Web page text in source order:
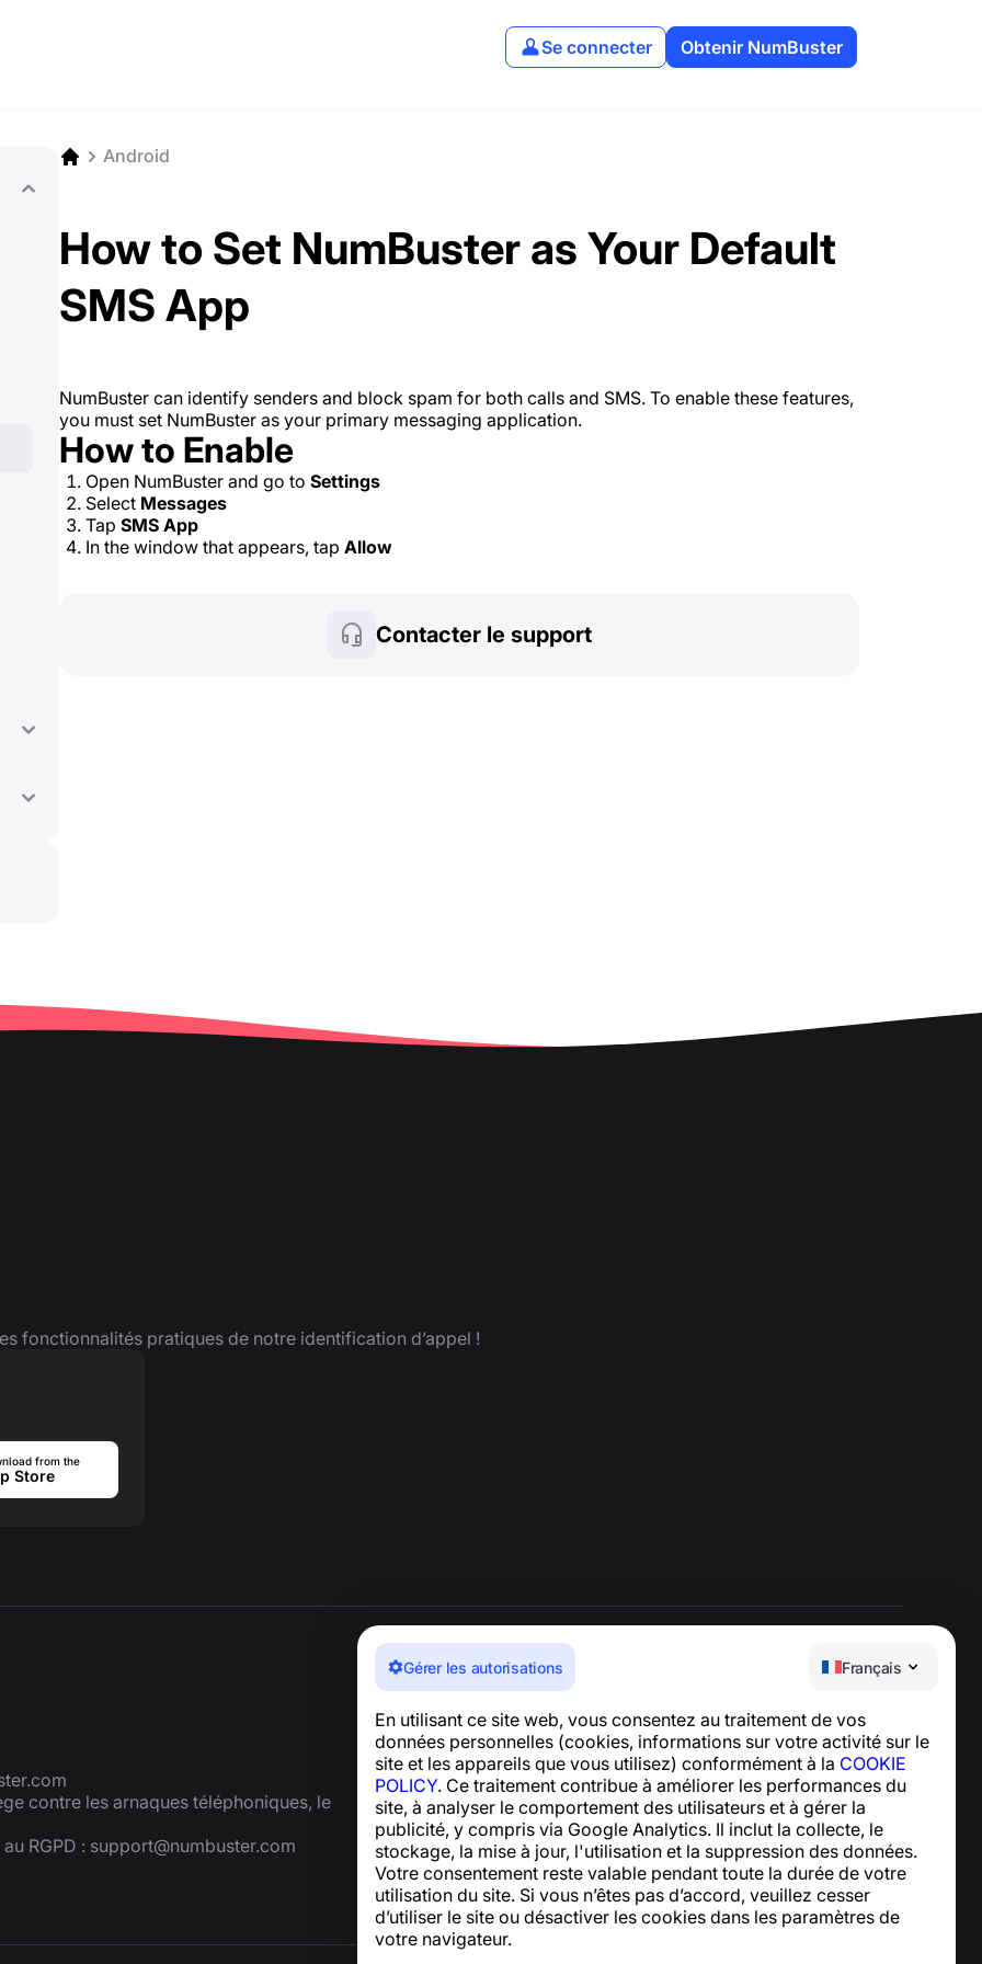
Se connecter Obtenir NumBuster
Gérer les autorisations Français
En utilisant ce site web, vous consentez au traitement de vos
données personnelles (cookies, informations sur votre activité sur le
site et les appareils que vous utilisez) conformément à la COOKIE
POLICY. Ce traitement contribue à améliorer les performances du
site, à analyser le comportement des utilisateurs et à gérer la
publicité, y compris via Google Analytics. Il inclut la collecte, le
stockage, la mise à jour, l'utilisation et la suppression des données.
Votre consentement reste valable pendant toute la durée de votre
utilisation du site. Si vous n’êtes pas d’accord, veuillez cesser
d’utiliser le site ou désactiver les cookies dans les paramètres de
votre navigateur.
Android
How to Set NumBuster as Your Default
SMS App
NumBuster can identify senders and block spam for both calls and SMS. To enable these features,
you must set NumBuster as your primary messaging application.
How to Enable
Open NumBuster and go to Settings
Select Messages
Tap SMS App
In the window that appears, tap Allow
Contacter le support
fonctionnalités pratiques de notre identification d’appel !
from the
Store
contre les arnaques téléphoniques, le
RGPD : support@numbuster.com
Actualités et articles
À propos du projet
Contacts